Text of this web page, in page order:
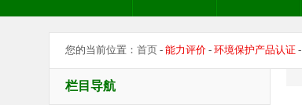
您的当前位置： 首页 - 能力评价 - 环境保护产品认证 -
栏目导航